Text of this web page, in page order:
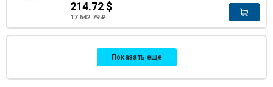
214.72 $
17 642.79 ₽
Показать еще